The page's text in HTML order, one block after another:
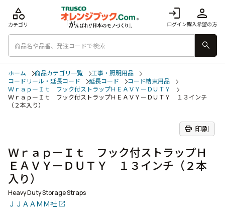
login
ログイン
person
購入希望の方
category
カテゴリ
search
ホーム 商品カテゴリ一覧
工事・照明用品
コードリール・延長コード
延長コード
コード結束用品
ＷｒａｐーＩｔ フック付ストラップＨＥＡＶＹーＤＵＴＹ
ＷｒａｐーＩｔ フック付ストラップＨＥＡＶＹーＤＵＴＹ １３インチ
（２本入り）
print 印刷
ＷｒａｐーＩｔ フック付ストラップＨ
ＥＡＶＹーＤＵＴＹ １３インチ（２本
入り）
Heavy Duty Storage Straps
ＪＪＡＡＭＭ社